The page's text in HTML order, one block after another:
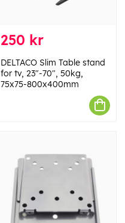
250 kr
DELTACO Slim Table stand
for tv, 23"-70", 50kg,
75x75-800x400mm